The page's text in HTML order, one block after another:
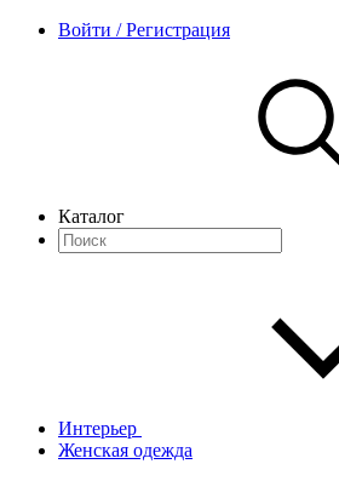
Войти / Регистрация
Каталог
Интерьер
Женская одежда